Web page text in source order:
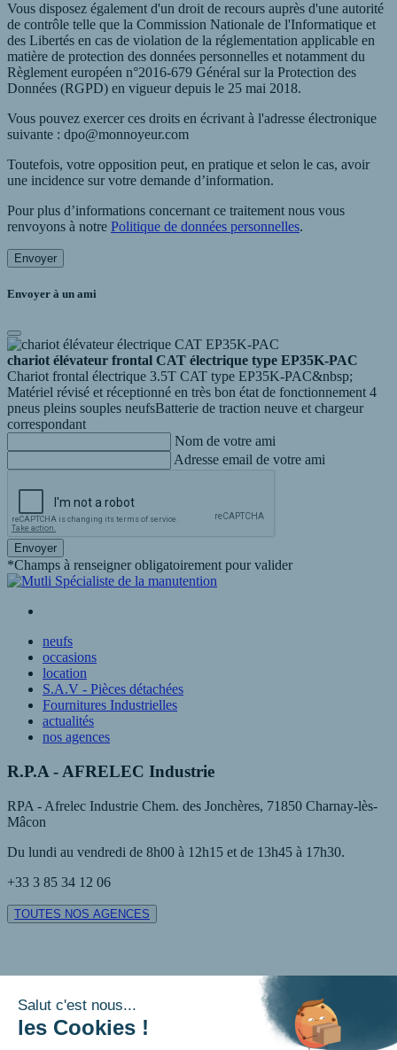
Vous disposez également d'un droit de recours auprès d'une autorité
de contrôle telle que la Commission Nationale de l'Informatique et
des Libertés en cas de violation de la réglementation applicable en
matière de protection des données personnelles et notamment du
Règlement européen n°2016-679 Général sur la Protection des
Données (RGPD) en vigueur depuis le 25 mai 2018.
Vous pouvez exercer ces droits en écrivant à l'adresse électronique
suivante : dpo@monnoyeur.com
Toutefois, votre opposition peut, en pratique et selon le cas, avoir
une incidence sur votre demande d’information.
Pour plus d’informations concernant ce traitement nous vous
renvoyons à notre Politique de données personnelles.
Envoyer
Envoyer à un ami
chariot élévateur frontal CAT électrique type EP35K-PAC
Chariot frontal électrique 3.5T CAT type EP35K-PAC&nbsp;
Matériel révisé et réceptionné en très bon état de fonctionnement 4
pneus pleins souples neufsBatterie de traction neuve et chargeur
correspondant
Nom de votre ami
Adresse email de votre ami
Envoyer
*Champs à renseigner obligatoirement pour valider
neufs
occasions
location
S.A.V - Pièces détachées
Fournitures Industrielles
actualités
nos agences
R.P.A - AFRELEC Industrie
RPA - Afrelec Industrie Chem. des Jonchères, 71850 Charnay-lès-
Mâcon
Du lundi au vendredi de 8h00 à 12h15 et de 13h45 à 17h30.
+33 3 85 34 12 06
TOUTES NOS AGENCES